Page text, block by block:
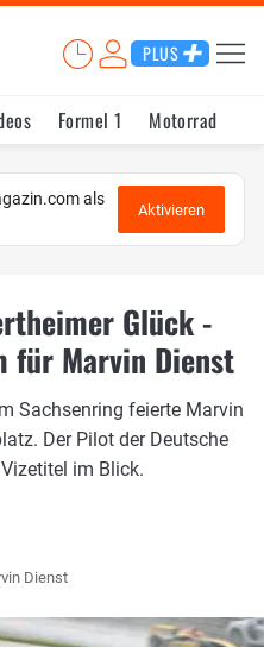
PLUS
Formel 1 Motorrad
als
Aktivieren
Glück -
für Marvin Dienst
Sachsenring feierte Marvin
Der Pilot der Deutsche
im Blick.
Dienst